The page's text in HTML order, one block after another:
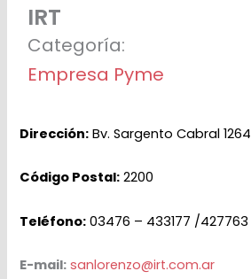
IRT
Categoría:
Empresa Pyme
Dirección: Bv. Sargento Cabral 1264
Código Postal: 2200
Teléfono: 03476 – 433177 /427763
E-mail: sanlorenzo@irt.com.ar